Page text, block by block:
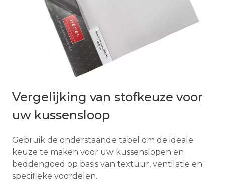
Vergelijking van stofkeuze voor
uw kussensloop
Gebruik de onderstaande tabel om de ideale
keuze te maken voor uw kussenslopen en
beddengoed op basis van textuur, ventilatie en
specifieke voordelen.